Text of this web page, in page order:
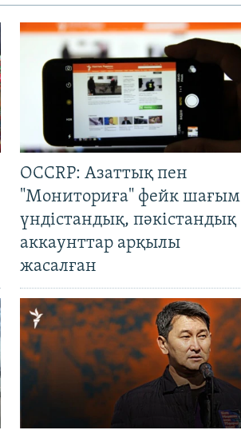
OCCRP: Азаттық пен
"Мониториға" фейк шағым
үндістандық, пәкістандық
аккаунттар арқылы
жасалған